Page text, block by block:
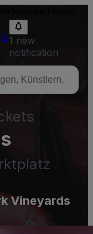
1 new
notification
Vineyards